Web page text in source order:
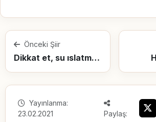
Önceki Şiir
Dikkat et, su ıslatmasın seni!
Yayınlanma:
23.02.2021
Paylaş: